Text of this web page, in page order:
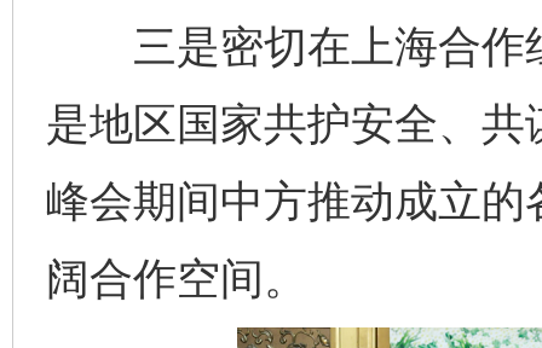
三是密切在上海合作
是地区国家共护安全、
峰会期间中方推动成立
阔合作空间。